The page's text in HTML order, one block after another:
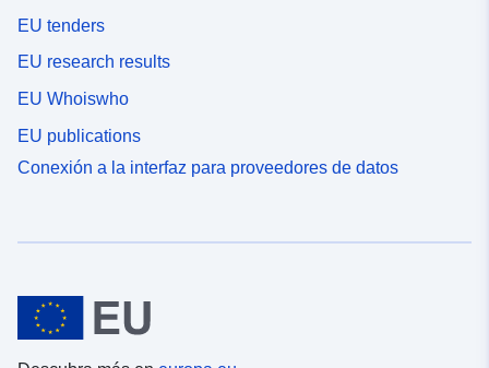
EU tenders
EU research results
EU Whoiswho
EU publications
Conexión a la interfaz para proveedores de datos